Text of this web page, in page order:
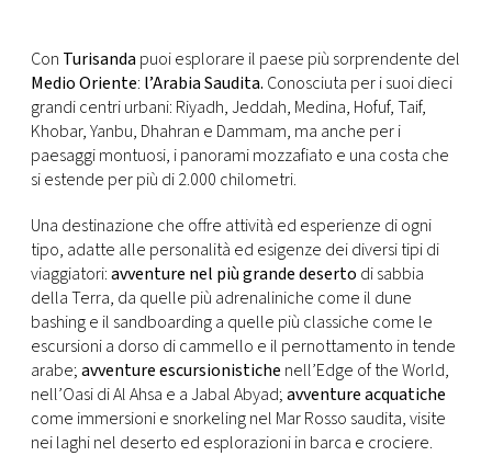
RMC
CONSIGLIA
Con Turisanda puoi esplorare il paese più sorprendente del
Medio Oriente: l’Arabia Saudita. Conosciuta per i suoi dieci
grandi centri urbani: Riyadh, Jeddah, Medina, Hofuf, Taif,
Khobar, Yanbu, Dhahran e Dammam, ma anche per i
paesaggi montuosi, i panorami mozzafiato e una costa che
si estende per più di 2.000 chilometri.
Una destinazione che offre attività ed esperienze di ogni
tipo, adatte alle personalità ed esigenze dei diversi tipi di
viaggiatori:avventure nel più grande deserto di sabbia
della Terra, da quelle più adrenaliniche come il dune
bashing e il sandboarding a quelle più classiche come le
escursioni a dorso di cammello e il pernottamento in tende
arabe;avventure escursionistiche nell’Edge of the World,
nell’Oasi di Al Ahsa e a Jabal Abyad;avventure acquatiche
come immersioni e snorkeling nel Mar Rosso saudita, visite
nei laghi nel deserto ed esplorazioni in barca e crociere.